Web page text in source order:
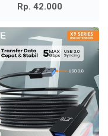
Rp. 42.000